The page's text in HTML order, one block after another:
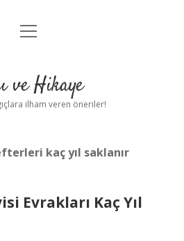
Anasayfa
Yasal Uyarı
menüyü
ve Hikaye
ilham veren öneriler!
kaç yıl saklanır
Evrakları Kaç Yıl